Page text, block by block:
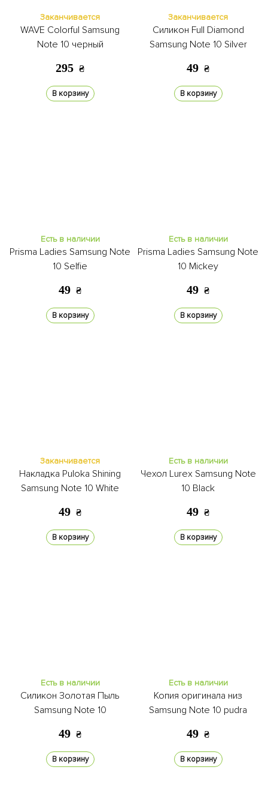
Заканчивается
WAVE Colorful Samsung
Note 10 черный
295 ₴
В корзину
Заканчивается
Силикон Full Diamond
Samsung Note 10 Silver
49 ₴
В корзину
Есть в наличии
Prisma Ladies Samsung Note
10 Selfie
49 ₴
В корзину
Есть в наличии
Prisma Ladies Samsung Note
10 Mickey
49 ₴
В корзину
Заканчивается
Накладка Puloka Shining
Samsung Note 10 White
49 ₴
В корзину
Есть в наличии
Чехол Lurex Samsung Note
10 Black
49 ₴
В корзину
Есть в наличии
Силикон Золотая Пыль
Samsung Note 10
49 ₴
В корзину
Есть в наличии
Копия оригинала низ
Samsung Note 10 pudra
49 ₴
В корзину